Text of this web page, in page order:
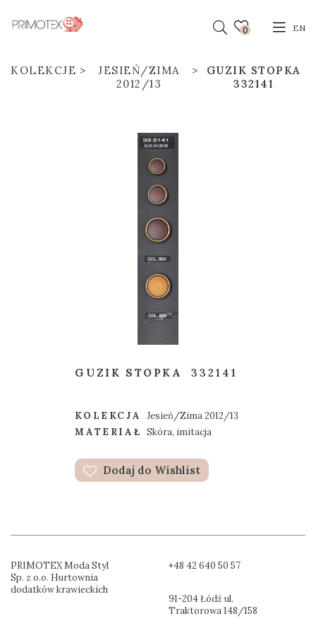
0 EN
KOLEKCJE
JESIEŃ/ZIMA
2012/13
GUZIK STOPKA
332141
GUZIK STOPKA 332141
KOLEKCJA
Jesień/Zima 2012/13
MATERIAŁ Skóra, imitacja
Dodaj do Wishlist
PRIMOTEX Moda Styl
Sp. z o.o. Hurtownia
dodatków krawieckich
+48 42 640 50 57
91-204 Łódź ul.
Traktorowa 148/158